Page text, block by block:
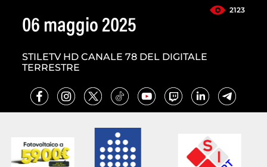
2123
06 maggio 2025
STILETV HD CANALE 78 DEL DIGITALE
TERRESTRE